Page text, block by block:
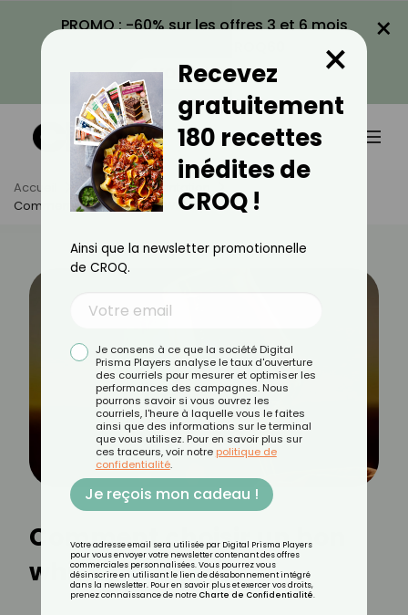
PROMO : -60% sur les offres 3 et 6 mois
VOIR LA PROMO
×
Accueil Actus
Alimentation
Comment Choisir Un Bon Whisky ?
Comment choisir un bon
whisky ?
Recevez
gratuitement
180 recettes
inédites de
CROQ !
×
Ainsi que la newsletter promotionnelle
de CROQ.
Je consens à ce que la société Digital
Prisma Players analyse le taux d'ouverture
des courriels pour mesurer et optimiser les
performances des campagnes. Nous
pourrons savoir si vous ouvrez les
courriels, l'heure à laquelle vous le faites
ainsi que des informations sur le terminal
que vous utilisez. Pour en savoir plus sur
ces traceurs, voir notre politique de
confidentialité.
Je reçois mon cadeau !
Votre adresse email sera utilisée par Digital Prisma Players
pour vous envoyer votre newsletter contenant des offres
commerciales personnalisées. Vous pourrez vous
désinscrire en utilisant le lien de désabonnement intégré
dans la newsletter. Pour en savoir plus et exercer vos droits,
prenez connaissance de notre Charte de Confidentialité.